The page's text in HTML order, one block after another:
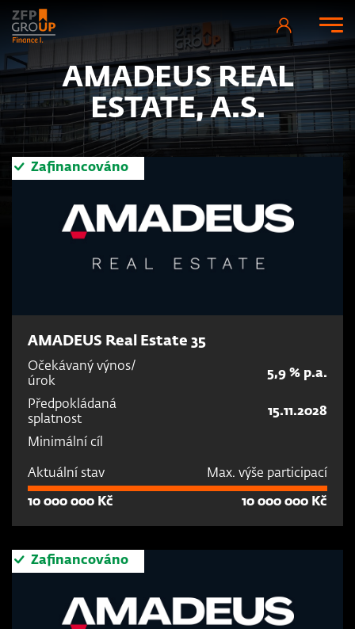
AMADEUS REAL
ESTATE, A.S.
Zafinancováno
AMADEUS Real Estate 35
Očekávaný výnos/
úrok
5,9 % p.a.
Předpokládaná
splatnost
15.11.2028
Minimální cíl
Aktuální stav Max. výše participací
10 000 000 Kč 10 000 000 Kč
Zafinancováno